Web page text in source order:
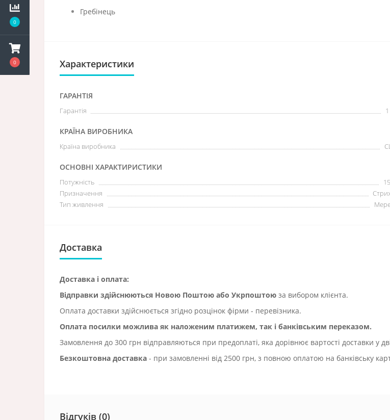
0
0
Гребінець
Характеристики
ГАРАНТІЯ
Гарантія
КРАЇНА ВИРОБНИКА
Країна виробника
ОСНОВНІ ХАРАКТИРИСТИКИ
Потужність
Призначення
Тип живлення
Доставка
Доставка і оплата:
Відправки здійснюються Новою Поштою або Укрпоштою за вибором клієнта.
Оплата доставки здійснюється згідно розцінок фірми - перевізника.
Оплата посилки можлива як наложеним платижем, так і банківським переказом.
Замовлення до 300 грн відправляються при предоплаті, яка дорівнює вартості доставки у
Безкоштовна доставка - при замовленні від 2500 грн, з повною оплатою на банківську
Відгуків (0)